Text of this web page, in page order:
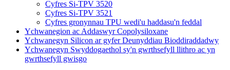
Cyfres Si-TPV 3520
Cyfres Si-TPV 3521
Cyfres gronynnau TPU wedi'u haddasu'n feddal
Ychwanegion ac Addaswyr Copolysiloxane
Ychwanegyn Silicon ar gyfer Deunyddiau Bioddiraddadwy
Ychwanegyn Swyddogaethol sy'n gwrthsefyll llithro ac yn
gwrthsefyll gwisgo